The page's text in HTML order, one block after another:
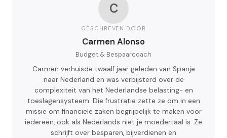
C
GESCHREVEN DOOR
Carmen Alonso
Budget & Bespaarcoach
Carmen verhuisde twaalf jaar geleden van Spanje
naar Nederland en was verbijsterd over de
complexiteit van het Nederlandse belasting- en
toeslagensysteem. Die frustratie zette ze om in een
missie om financiele zaken begrijpelijk te maken voor
iedereen, ook als Nederlands niet je moedertaal is. Ze
schrijft over besparen, bijverdienen en